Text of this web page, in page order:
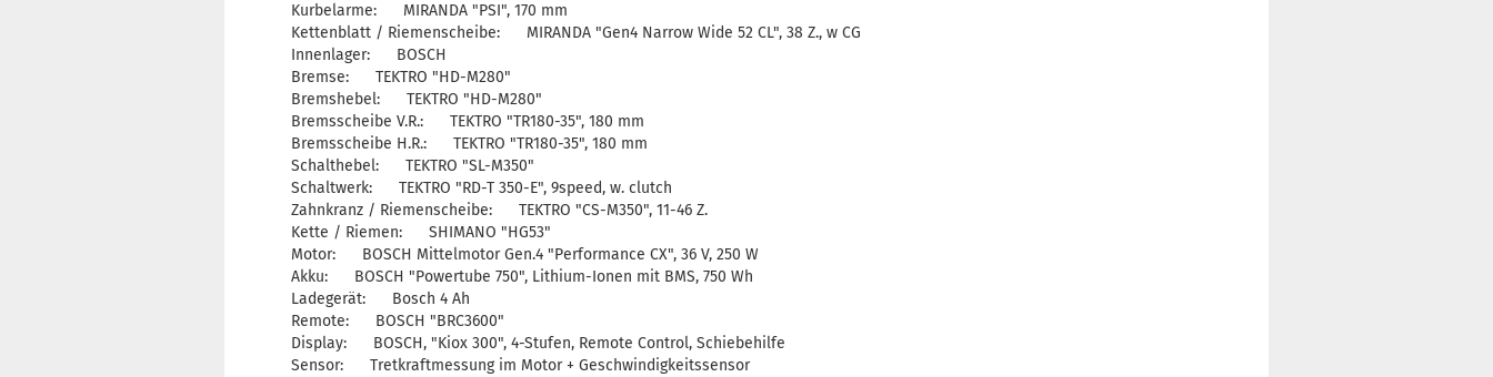
Kurbelarme: MIRANDA "PSI", 170 mm
Kettenblatt / Riemenscheibe: MIRANDA "Gen4 Narrow Wide 52 CL", 38 Z., w CG
Innenlager: BOSCH
Bremse: TEKTRO "HD-M280"
Bremshebel: TEKTRO "HD-M280"
Bremsscheibe V.R.: TEKTRO "TR180-35", 180 mm
Bremsscheibe H.R.: TEKTRO "TR180-35", 180 mm
Schalthebel: TEKTRO "SL-M350"
Schaltwerk: TEKTRO "RD-T 350-E", 9speed, w. clutch
Zahnkranz / Riemenscheibe: TEKTRO "CS-M350", 11-46 Z.
Kette / Riemen: SHIMANO "HG53"
Motor: BOSCH Mittelmotor Gen.4 "Performance CX", 36 V, 250 W
Akku: BOSCH "Powertube 750", Lithium-Ionen mit BMS, 750 Wh
Ladegerät: Bosch 4 Ah
Remote: BOSCH "BRC3600"
Display: BOSCH, "Kiox 300", 4-Stufen, Remote Control, Schiebehilfe
Sensor: Tretkraftmessung im Motor + Geschwindigkeitssensor